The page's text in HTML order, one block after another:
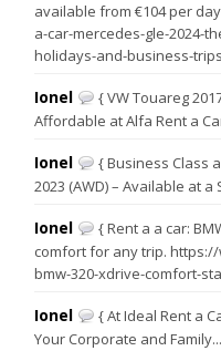
available from €104 per
a-car-mercedes-gle-2024-
holidays-and-business-
Ionel
{ VW Touareg
Affordable at Alfa Rent a
Ionel
{ Business Class
2023 (AWD) – Available at a
Ionel
{ Rent a a car:
comfort for any trip.
bmw-320-xdrive-comfort-
Ionel
{ At Ideal Rent a
Your Corporate and